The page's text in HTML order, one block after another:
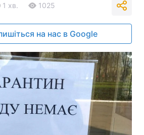
1 хв. 1025
на нас в Google